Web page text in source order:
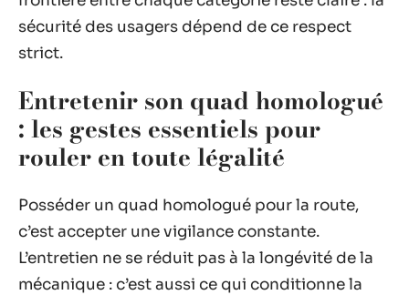
sécurité des usagers dépend de ce respect
strict.
Entretenir son quad homologué
: les gestes essentiels pour
rouler en toute légalité
Posséder un quad homologué pour la route,
c’est accepter une vigilance constante.
L’entretien ne se réduit pas à la longévité de la
mécanique : c’est aussi ce qui conditionne la